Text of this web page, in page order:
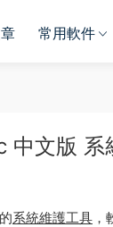
常用軟件
文版 系
系統維護工具